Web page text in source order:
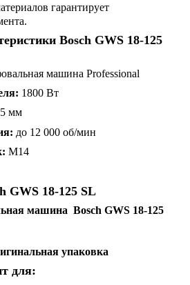
гарантирует
Bosch GWS 18-125
машина Professional
1800 Вт
мм
до 12 000 об/мин
M14
GWS 18-125 SL
машина Bosch GWS 18-125
упаковка
для: